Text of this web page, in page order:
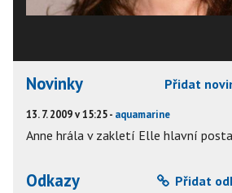
Novinky Přidat
13. 7. 2009 v 15:25 - aquamarine
Anne hrála v zakletí Elle hlavní
Odkazy Přidat